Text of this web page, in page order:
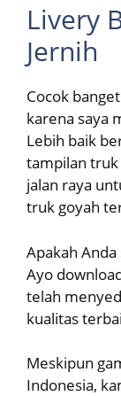
Livery
Jernih
Cocok
karena saya
Lebih baik
tampilan truk
jalan raya
truk goyah
Apakah
Ayo
telah
kualitas
Meskipun
Indonesia,